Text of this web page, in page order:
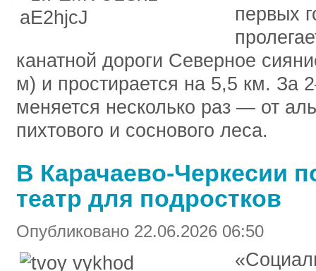
первых
канатной дороги Северное
м) и простирается на 5,5 км. За
меняется несколько раз — от
пихтового и соснового леса.
В Карачаево-Черкесии
театр для подростков
Опубликовано 22.06.2026 06:50